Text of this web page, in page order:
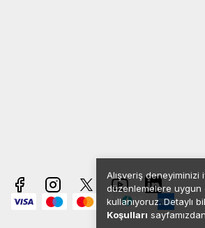
Alışveriş
düzenlemelere
kullanıyoruz. Detaylı
Koşulları